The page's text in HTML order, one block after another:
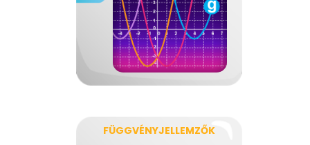
FÜGGVÉNYJELLEMZŐK